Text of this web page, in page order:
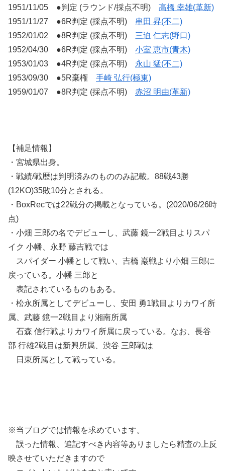
1951/11/05 ●判定 (ラウンド/採点不明) 高橋 幸雄(革新)
1951/11/27 ●6R判定 (採点不明) 串田 昇(不二)
1952/01/02 ●8R判定 (採点不明) 三迫 仁志(野口)
1952/04/30 ●6R判定 (採点不明) 小室 恵市(青木)
1953/01/03 ●4R判定 (採点不明) 永山 猛(不二)
1953/09/30 ●5R棄権 手崎 弘行(極東)
1959/01/07 ●8R判定 (採点不明) 赤沼 明由(革新)
【補足情報】
・宮城県出身。
・戦績/戦歴は判明済みのもののみ記載。88戦43勝
(12KO)35敗10分とされる。
・BoxRecでは22戦分の掲載となっている。(2020/06/26時
点)
・小畑 三郎の名でデビューし、武藤 鏡一2戦目よりスパ
イク 小幡、永野 藤吉戦では
スパイダー 小幡として戦い、吉橋 巌戦より小畑 三郎に
戻っている。小幡 三郎と
表記されているものもある。
・松永所属としてデビューし、安田 勇1戦目よりカワイ所
属、武藤 鏡一2戦目より湘南所属
石森 信行戦よりカワイ所属に戻っている。なお、長谷
部 行雄2戦目は新興所属、渋谷 三郎戦は
日東所属として戦っている。
※当ブログでは情報を求めています。
誤った情報、追記すべき内容等ありましたら精査の上反
映させていただきますので